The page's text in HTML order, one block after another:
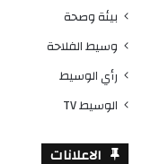
بيئة وصحة
وسيط الفلاحة
رأي الوسيط
الوسيط TV
الاعلانات